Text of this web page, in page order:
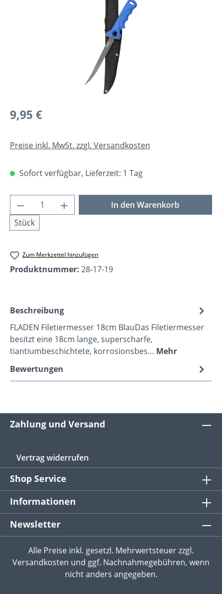
Regulärer Preis:
9,95 €
Preise inkl. MwSt. zzgl. Versandkosten
Sofort verfügbar, Lieferzeit: 1 Tag
Produkt Anzahl: Gib den gewünschten
Stück
In den Warenkorb
Zum Merkzettel hinzufügen
Produktnummer: 28-17-19
Beschreibung
FLADEN Filetiermesser 18cm BlauDas Filetiermesser
besitzt eine 18cm lange, superscharfe,
tiantiumbeschichtete, korrosionsbes… Mehr
Bewertungen
Zahlung und Versand
Vertrag widerrufen
Shop Service
Informationen
Newsletter
Alle Preise inkl. gesetzl. Mehrwertsteuer zzgl.
Versandkosten und ggf. Nachnahmegebühren, wenn
nicht anders angegeben.